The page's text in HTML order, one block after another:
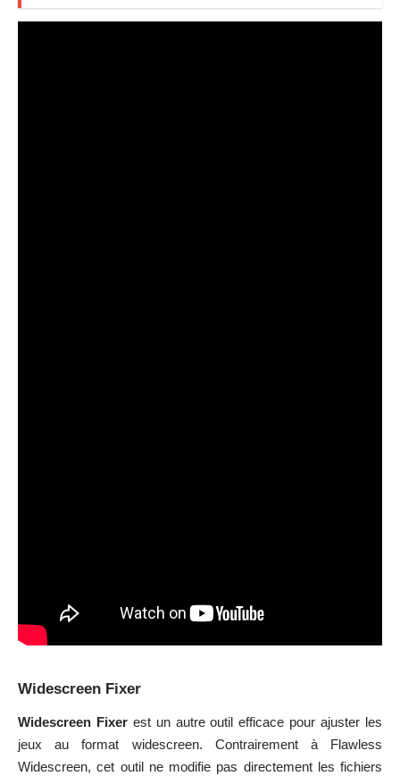
Widescreen Fixer
Widescreen Fixerest un autre outil efficace pour ajuster les
jeux au format widescreen. Contrairement à Flawless
Widescreen, cet outil ne modifie pas directement les fichiers